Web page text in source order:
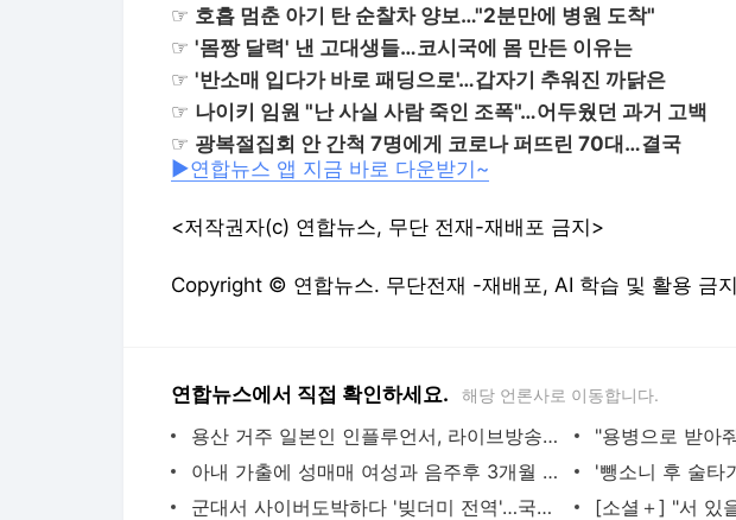
☞ 호흡 멈춘 아기 탄 순찰차 양보…"2분만에 병원 도착"
☞ '몸짱 달력' 낸 고대생들…코시국에 몸 만든 이유는
☞ '반소매 입다가 바로 패딩으로'…갑자기 추워진 까닭은
☞ 나이키 임원 "난 사실 사람 죽인 조폭"…어두웠던 과거 고백
☞ 광복절집회 안 간척 7명에게 코로나 퍼뜨린 70대…결국
▶연합뉴스 앱 지금 바로 다운받기~
<저작권자(c) 연합뉴스, 무단 전재-재배포 금지>
Copyright © 연합뉴스. 무단전재 -재배포, AI 학습 및 활용 금지
연합뉴스에서 직접 확인하세요. 해당 언론사로 이동합니다.
용산 거주 일본인 인플루언서, 라이브방송 도중 사망 | 연합뉴스
아내 가출에 성매매 여성과 음주후 3개월 아들 살해한 30대 중형 | 연합뉴스
군대서 사이버도박하다 '빚더미 전역'…국방부, 자진신고제 검토 | 연합뉴스